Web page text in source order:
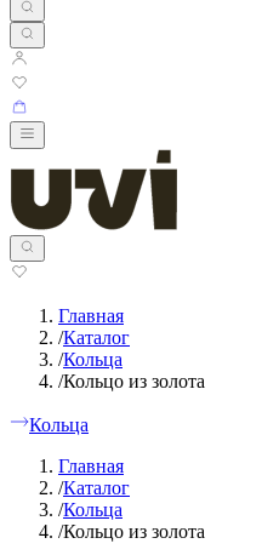
Главная
/Каталог
/Кольца
/Кольцо из золота
Кольца
Главная
/Каталог
/Кольца
/Кольцо из золота